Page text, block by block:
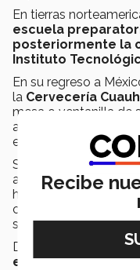
En tierras
escuela
posteriormente la
Instituto
En su regreso a
la Cervecería
mesa o ventanilla de
atendía; así, su trato
empleados fue
Su primer puesto en
a
uxiliar del
había sido iniciada
con otros
sucesivamente,
Don Eugenio fue un
empresa privada y
Recibe